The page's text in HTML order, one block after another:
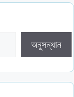
অনুসন্ধান